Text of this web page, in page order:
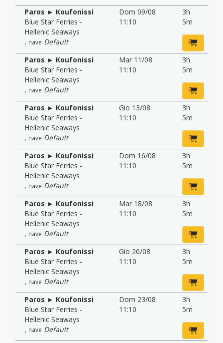
Paros ► Koufonissi
Blue Star Ferries -
Hellenic Seaways
, nave Default
Dom 09/08
11:10
3h
5m
Paros ► Koufonissi
Blue Star Ferries -
Hellenic Seaways
, nave Default
Mar 11/08
11:10
3h
5m
Paros ► Koufonissi
Blue Star Ferries -
Hellenic Seaways
, nave Default
Gio 13/08
11:10
3h
5m
Paros ► Koufonissi
Blue Star Ferries -
Hellenic Seaways
, nave Default
Dom 16/08
11:10
3h
5m
Paros ► Koufonissi
Blue Star Ferries -
Hellenic Seaways
, nave Default
Mar 18/08
11:10
3h
5m
Paros ► Koufonissi
Blue Star Ferries -
Hellenic Seaways
, nave Default
Gio 20/08
11:10
3h
5m
Paros ► Koufonissi
Blue Star Ferries -
Hellenic Seaways
, nave Default
Dom 23/08
11:10
3h
5m